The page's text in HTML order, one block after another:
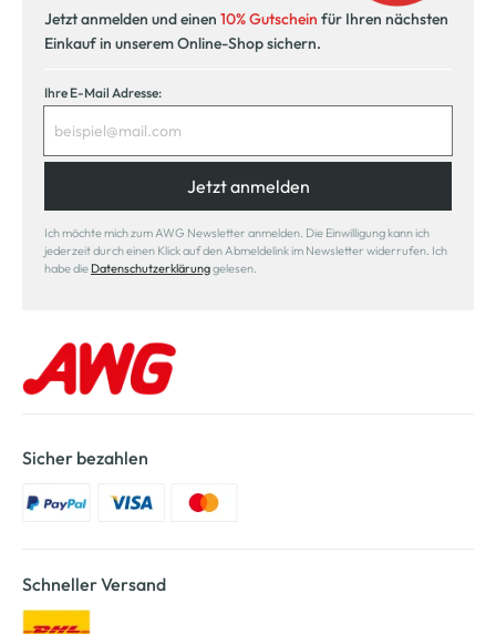
Jetzt anmelden und einen 10% Gutschein für Ihren nächsten
Einkauf in unserem Online-Shop sichern.
Ihre E-Mail Adresse:
Jetzt anmelden
Ich möchte mich zum AWG Newsletter anmelden. Die Einwilligung kann ich
jederzeit durch einen Klick auf den Abmeldelink im Newsletter widerrufen. Ich
habe die Datenschutzerklärunggelesen.
Sicher bezahlen
Schneller Versand